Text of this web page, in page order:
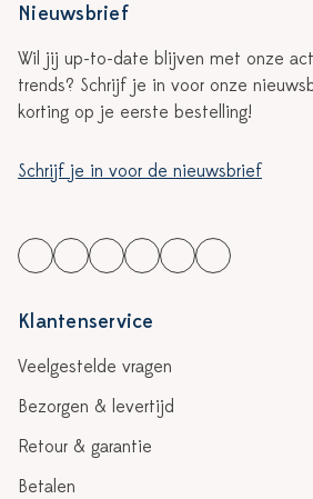
Nieuwsbrief
Wil jij up-to-date blijven met onze
trends? Schrijf je in voor onze
korting op je eerste bestelling!
Schrijf je in voor de nieuwsbrief
Klantenservice
Veelgestelde vragen
Bezorgen & levertijd
Retour & garantie
Betalen